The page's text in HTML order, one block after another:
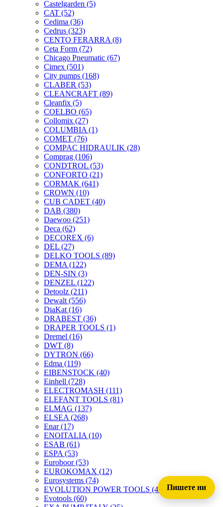
Castelgarden (5)
CAT (52)
Cedima (36)
Cedrus (323)
CENTO FERARRA (8)
Ceta Form (72)
Chicago Pneumatic (67)
Cimex (501)
City pumps (168)
CLABER (53)
CLEANCRAFT (89)
Cleanfix (5)
COELBO (65)
Collomix (27)
COLUMBIA (1)
COMET (76)
COMPAC HIDRAULIK (28)
Comprag (106)
CONDTROL (53)
CONFORTO (21)
CORMAK (641)
CROWN (10)
CUB CADET (40)
DAB (380)
Daewoo (251)
Deca (62)
DECOREX (6)
DEL (27)
DELKO TOOLS (89)
DEMA (122)
DEN-SIN (3)
DENZEL (122)
Detoolz (211)
Dewalt (556)
DiaKat (16)
DRABEST (36)
DRAPER TOOLS (1)
Dremel (16)
DWT (8)
DYTRON (66)
Edma (119)
EIBENSTOCK (40)
Einhell (728)
ELECTROMASH (111)
ELEFANT TOOLS (81)
ELMAG (137)
ELSEA (268)
Enar(17)
ENOITALIA (10)
ESAB (61)
ESPA (53)
Euroboor(53)
EUROKOMAX (12)
Eurosystems (74)
EVOLUTION POWER TOOLS (45)
Evotools (60)
Пишете ни